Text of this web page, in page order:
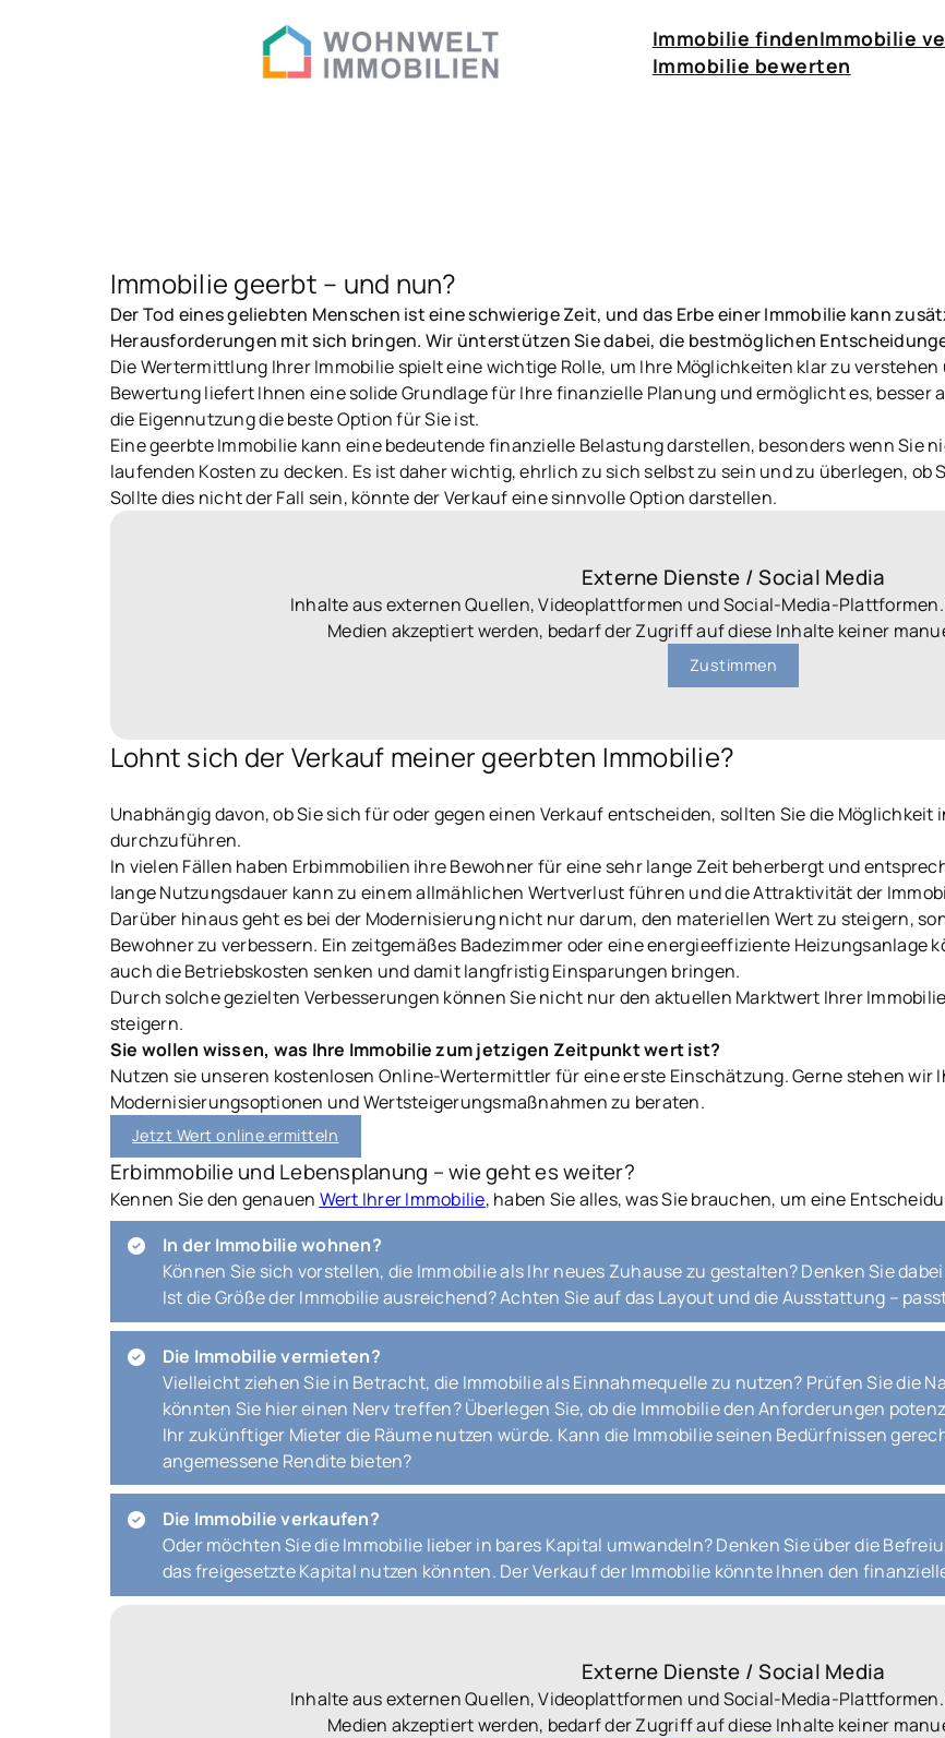
Immobilie findenImmobilie
Immobilie bewerten
Immobilie geerbt – und nun?
Der Tod eines geliebten Menschen ist eine schwierige Zeit, und das Erbe einer Immobilie kann
Herausforderungen mit sich bringen. Wir ünterstützen Sie dabei, die bestmöglichen
Die Wertermittlung Ihrer Immobilie spielt eine wichtige Rolle, um Ihre Möglichkeiten klar zu
Bewertung liefert Ihnen eine solide Grundlage für Ihre finanzielle Planung und ermöglicht es, besser
die Eigennutzung die beste Option für Sie ist.
Eine geerbte Immobilie kann eine bedeutende finanzielle Belastung darstellen, besonders wenn Sie
laufenden Kosten zu decken. Es ist daher wichtig, ehrlich zu sich selbst zu sein und zu überlegen,
Sollte dies nicht der Fall sein, könnte der Verkauf eine sinnvolle Option darstellen.
Externe Dienste / Social Media
Inhalte aus externen Quellen, Videoplattformen und Social-Media-
Medien akzeptiert werden, bedarf der Zugriff auf diese Inhalte keiner
Zustimmen
Lohnt sich der Verkauf meiner geerbten Immobilie?
Unabhängig davon, ob Sie sich für oder gegen einen Verkauf entscheiden, sollten Sie die
durchzuführen.
In vielen Fällen haben Erbimmobilien ihre Bewohner für eine sehr lange Zeit beherbergt und
lange Nutzungsdauer kann zu einem allmählichen Wertverlust führen und die Attraktivität der
Darüber hinaus geht es bei der Modernisierung nicht nur darum, den materiellen Wert zu steigern,
Bewohner zu verbessern. Ein zeitgemäßes Badezimmer oder eine energieeffiziente Heizungsanlage
auch die Betriebskosten senken und damit langfristig Einsparungen bringen.
Durch solche gezielten Verbesserungen können Sie nicht nur den aktuellen Marktwert Ihrer
steigern.
Sie wollen wissen, was Ihre Immobilie zum jetzigen Zeitpunkt wert ist?
Nutzen sie unseren kostenlosen Online-Wertermittler für eine erste Einschätzung. Gerne stehen wir
Modernisierungsoptionen und Wertsteigerungsmaßnahmen zu beraten.
Jetzt Wert online ermitteln
Erbimmobilie und Lebensplanung – wie geht es weiter?
Kennen Sie den genauen Wert Ihrer Immobilie, haben Sie alles, was Sie brauchen, um eine
In der Immobilie wohnen?
Können Sie sich vorstellen, die Immobilie als Ihr neues Zuhause zu gestalten? Denken Sie
Ist die Größe der Immobilie ausreichend? Achten Sie auf das Layout und die Ausstattung –
Die Immobilie vermieten?
Vielleicht ziehen Sie in Betracht, die Immobilie als Einnahmequelle zu nutzen? Prüfen Sie die
könnten Sie hier einen Nerv treffen? Überlegen Sie, ob die Immobilie den Anforderungen
Ihr zukünftiger Mieter die Räume nutzen würde. Kann die Immobilie seinen Bedürfnissen
angemessene Rendite bieten?
Die Immobilie verkaufen?
Oder möchten Sie die Immobilie lieber in bares Kapital umwandeln? Denken Sie über die
das freigesetzte Kapital nutzen könnten. Der Verkauf der Immobilie könnte Ihnen den
Externe Dienste / Social Media
Inhalte aus externen Quellen, Videoplattformen und Social-Media-
Medien akzeptiert werden, bedarf der Zugriff auf diese Inhalte keiner